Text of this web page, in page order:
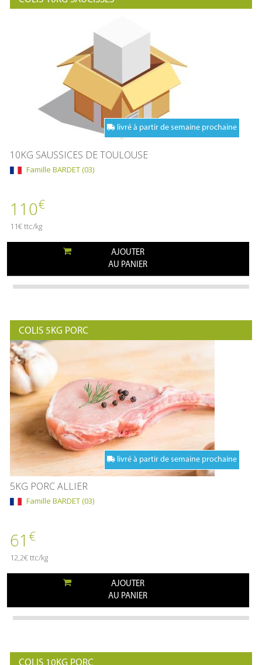
livré à partir de semaine prochaine
10KG SAUSSICES DE TOULOUSE
Famille BARDET (03)
110€
11€ ttc/kg
AJOUTER
AU PANIER
COLIS 5KG PORC
livré à partir de semaine prochaine
5KG PORC ALLIER
Famille BARDET (03)
61 €
12,2€ ttc/kg
AJOUTER
AU PANIER